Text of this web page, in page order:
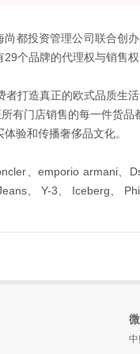
都投资管理公司联合创
个品牌的代理权与销售
打造真正的欧式品质生
有门店销售的每一件货
验和传播奢侈品文化。
、emporio armani、
、 Y-3、 Iceberg、